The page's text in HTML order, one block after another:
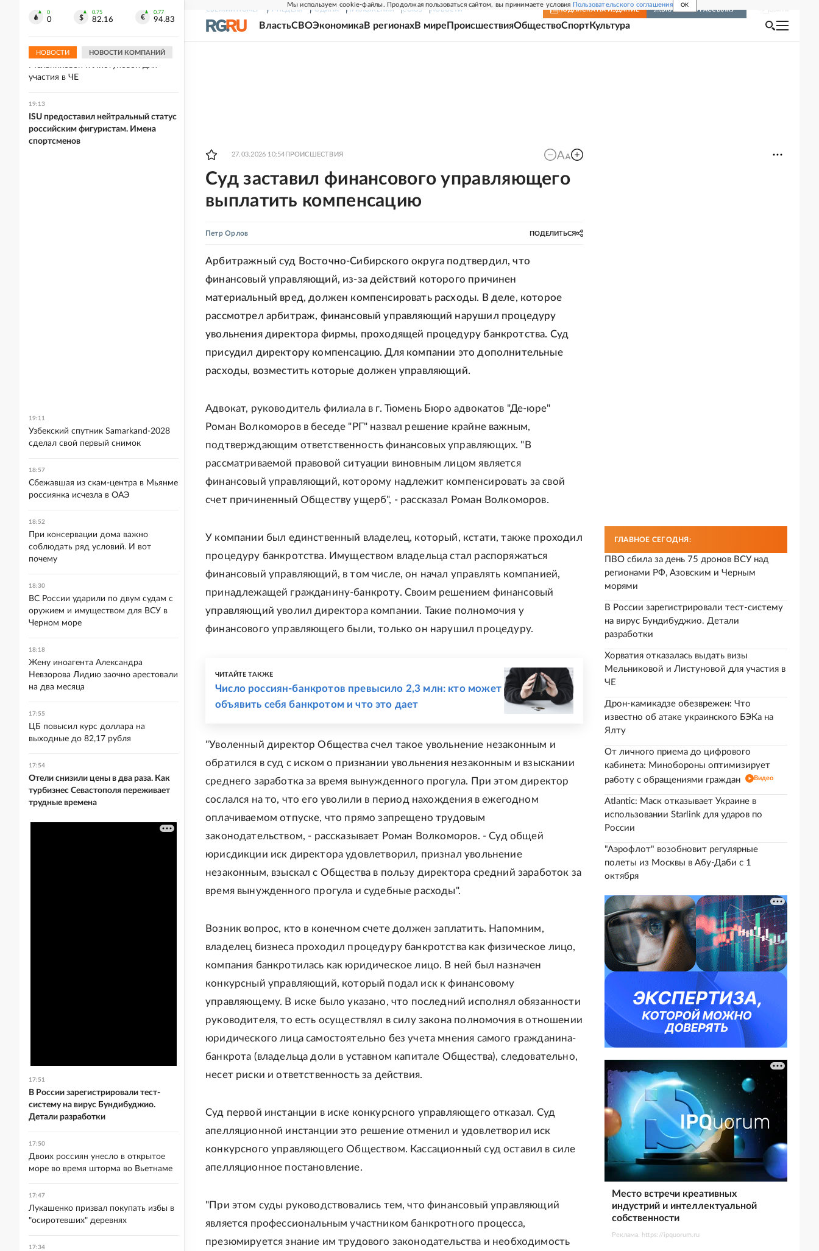
Мы используем cookie-файлы. Продолжая пользоваться сайтом, вы принимаете условия Пользовательского соглашения OK
СВЕЖИЙ НОМЕР РГ-НЕДЕЛЯ РОДИНА ПРИЛОЖЕНИЯ СОЮЗ НОВОСТИ ПОДПИСКА НА ИЗДАНИЕ ВКЛЮЧИТЬ РАССЫЛКУ
ВластьСВОЭкономикаВ регионахВ мире ПроисшествияОбществоСпортКультура
27.03.2026 10:54 ПРОИСШЕСТВИЯ
Суд заставил финансового управляющего
выплатить компенсацию
Петр Орлов ПОДЕЛИТЬСЯ
Арбитражный суд Восточно-Сибирского округа подтвердил, что
финансовый управляющий, из-за действий которого причинен
материальный вред, должен компенсировать расходы. В деле, которое
рассмотрел арбитраж, финансовый управляющий нарушил процедуру
увольнения директора фирмы, проходящей процедуру банкротства. Суд
присудил директору компенсацию. Для компании это дополнительные
расходы, возместить которые должен управляющий.
Адвокат, руководитель филиала в г. Тюмень Бюро адвокатов "Де-юре"
Роман Волкоморов в беседе "РГ" назвал решение крайне важным,
подтверждающим ответственность финансовых управляющих. "В
рассматриваемой правовой ситуации виновным лицом является
финансовый управляющий, которому надлежит компенсировать за свой
счет причиненный Обществу ущерб", - рассказал Роман Волкоморов.
У компании был единственный владелец, который, кстати, также проходил
процедуру банкротства. Имуществом владельца стал распоряжаться
финансовый управляющий, в том числе, он начал управлять компанией,
принадлежащей гражданину-банкроту. Своим решением финансовый
управляющий уволил директора компании. Такие полномочия у
финансового управляющего были, только он нарушил процедуру.
ЧИТАЙТЕ ТАКЖЕ
Число россиян-банкротов превысило 2,3 млн: кто может
объявить себя банкротом и что это дает
"Уволенный директор Общества счел такое увольнение незаконным и
обратился в суд с иском о признании увольнения незаконным и взыскании
среднего заработка за время вынужденного прогула. При этом директор
сослался на то, что его уволили в период нахождения в ежегодном
оплачиваемом отпуске, что прямо запрещено трудовым
законодательством, - рассказывает Роман Волкоморов. - Суд общей
юрисдикции иск директора удовлетворил, признал увольнение
незаконным, взыскал с Общества в пользу директора средний заработок за
время вынужденного прогула и судебные расходы".
Возник вопрос, кто в конечном счете должен заплатить. Напомним,
владелец бизнеса проходил процедуру банкротства как физическое лицо,
компания банкротилась как юридическое лицо. В ней был назначен
конкурсный управляющий, который подал иск к финансовому
управляющему. В иске было указано, что последний исполнял обязанности
руководителя, то есть осуществлял в силу закона полномочия в отношении
юридического лица самостоятельно без учета мнения самого гражданина-
банкрота (владельца доли в уставном капитале Общества), следовательно,
несет риски и ответственность за действия.
Суд первой инстанции в иске конкурсного управляющего отказал. Суд
апелляционной инстанции это решение отменил и удовлетворил иск
конкурсного управляющего Обществом. Кассационный суд оставил в силе
апелляционное постановление.
"При этом суды руководствовались тем, что финансовый управляющий
является профессиональным участником банкротного процесса,
презюмируется знание им трудового законодательства и необходимость
ГЛАВНОЕ СЕГОДНЯ:
ПВО сбила за день 75 дронов ВСУ над
регионами РФ, Азовским и Черным
морями
В России зарегистрировали тест-систему
на вирус Бундибуджио. Детали
разработки
Хорватия отказалась выдать визы
Мельниковой и Листуновой для участия в
ЧЕ
Дрон-камикадзе обезврежен: Что
известно об атаке украинского БЭКа на
Ялту
От личного приема до цифрового
кабинета: Минобороны оптимизирует
работу с обращениями граждан
Видео
Atlantic: Маск отказывает Украине в
использовании Starlink для ударов по
России
"Аэрофлот" возобновит регулярные
полеты из Москвы в Абу-Даби с 1
октября
Место встречи креативных
индустрий и интеллектуальной
собственности
Реклама. https://ipquorum.ru
0
0
0.75
82.16
0.77
94.83
НОВОСТИ НОВОСТИ КОМПАНИЙ
крупнейшем складе
Хорватия отказалась выдать визы
Мельниковой и Листуновой для
участия в ЧЕ
19:13
ISU предоставил нейтральный статус
российским фигуристам. Имена
спортсменов
19:11
Узбекский спутник Samarkand-2028
сделал свой первый снимок
18:57
Сбежавшая из скам-центра в Мьянме
россиянка исчезла в ОАЭ
18:52
При консервации дома важно
соблюдать ряд условий. И вот
почему
18:30
ВС России ударили по двум судам с
оружием и имуществом для ВСУ в
Черном море
18:18
Жену иноагента Александра
Невзорова Лидию заочно арестовали
на два месяца
17:55
ЦБ повысил курс доллара на
выходные до 82,17 рубля
17:54
Отели снизили цены в два раза. Как
турбизнес Севастополя переживает
трудные времена
17:51
В России зарегистрировали тест-
систему на вирус Бундибуджио.
Детали разработки
17:50
Двоих россиян унесло в открытое
море во время шторма во Вьетнаме
17:47
Лукашенко призвал покупать избы в
"осиротевших" деревнях
17:34